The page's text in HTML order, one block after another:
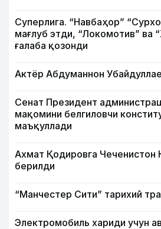
Суперлига. “Навбаҳор”
мағлуб этди, “Локомотив” ва
ғалаба қозонди
Актёр Абду­маннон
Сенат Президент
мақомини белгиловчи
маъқуллади
Ахмат Қодировга Чеченистон
берилди
“Манчестер Сити” тарихий
Электромобиль хариди учун